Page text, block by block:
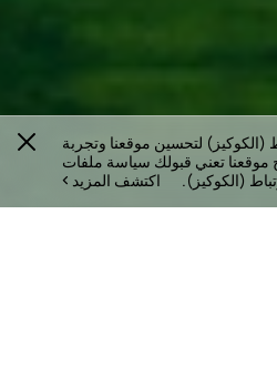
(الكوكيز) لتحسين موقعنا وتجربة
تعني قبولك سياسة ملفات
(الكوكيز).
اكتشف المزيد